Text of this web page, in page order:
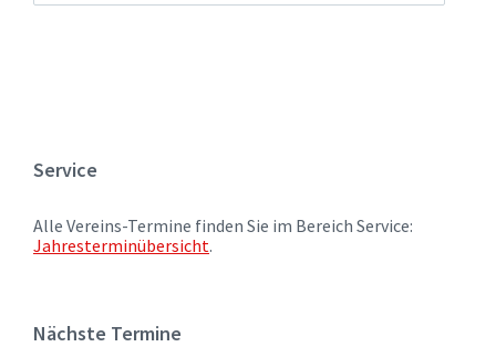
Service
Alle Vereins-Termine finden Sie im Bereich Service:
Jahresterminübersicht.
Nächste Termine